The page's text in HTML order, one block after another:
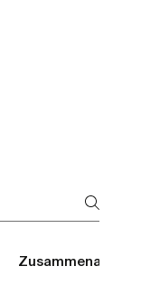
Zusammenarbeit